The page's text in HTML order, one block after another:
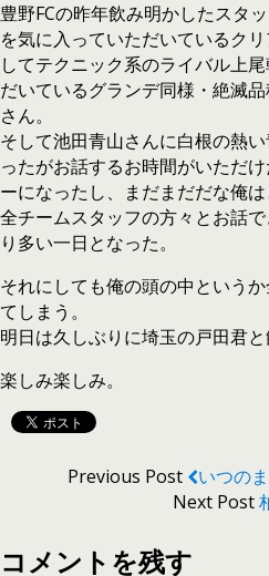
豊野FCの昨年飲み明かしたスタ
を気に入っていただいているク
してテクニック系のライバル上
だいているグランデ同様・絶滅
さん。
そして池田青山さんに白根の熱
ったがお話するお時間がいただ
ーになったし、まだまだだな俺は
全チームスタッフの方々とお話
り多い一日となった。
それにしても俺の頭の中という
てしまう。
明日は久しぶりに埼玉の戸田君と
楽しみ楽しみ。
Previous Post
いつの
Next Post
コメントを残す